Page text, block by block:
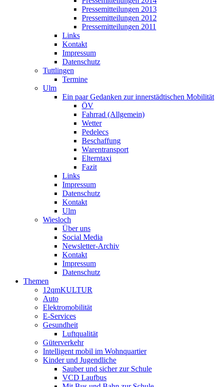
Pressemitteilungen 2013
Pressemitteilungen 2012
Pressemitteilungen 2011
Links
Kontakt
Impressum
Datenschutz
Tuttlingen
Termine
Ulm
Ein paar Gedanken zur innerstädtischen Mobilität
ÖV
Fahrrad (Allgemein)
Wetter
Pedelecs
Beschaffung
Warentransport
Elterntaxi
Fazit
Links
Impressum
Datenschutz
Kontakt
Ulm
Wiesloch
Über uns
Social Media
Newsletter-Archiv
Kontakt
Impressum
Datenschutz
Themen
12qmKULTUR
Auto
Elektromobilität
E-Services
Gesundheit
Luftqualität
Güterverkehr
Intelligent mobil im Wohnquartier
Kinder und Jugendliche
Sauber und sicher zur Schule
VCD Laufbus